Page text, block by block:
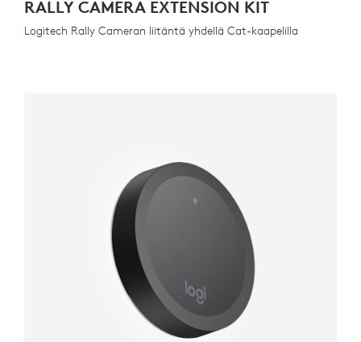
RALLY CAMERA EXTENSION KIT
Logitech Rally Cameran liitäntä yhdellä Cat-kaapelilla